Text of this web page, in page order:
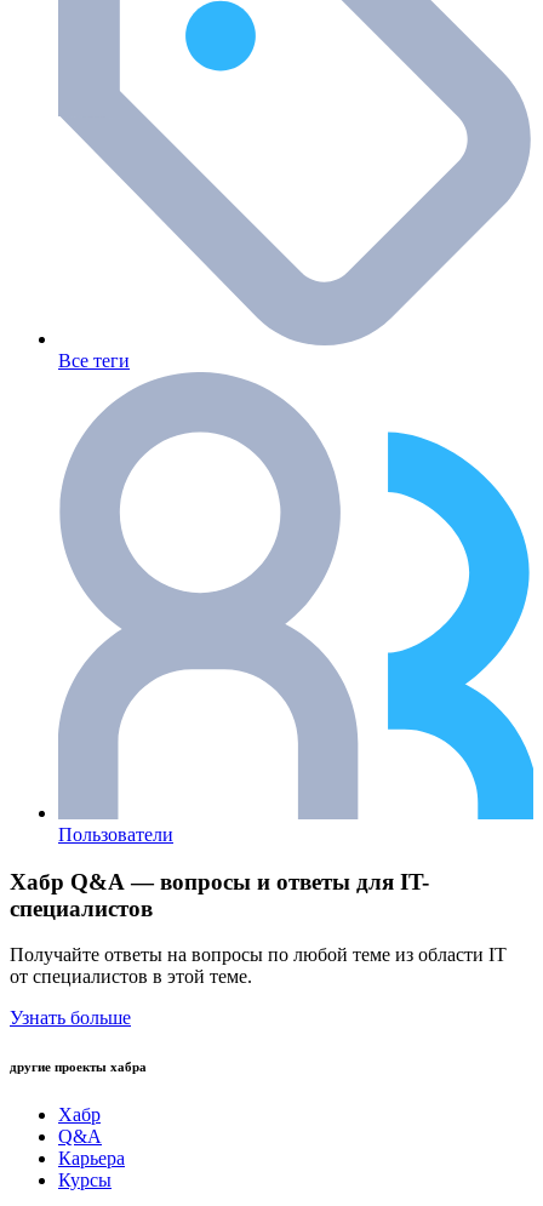
Все теги
Пользователи
Хабр Q&A — вопросы и ответы для IT-
специалистов
Получайте ответы на вопросы по любой теме из области IT
от специалистов в этой теме.
Узнать больше
другие проекты хабра
Хабр
Q&A
Карьера
Курсы